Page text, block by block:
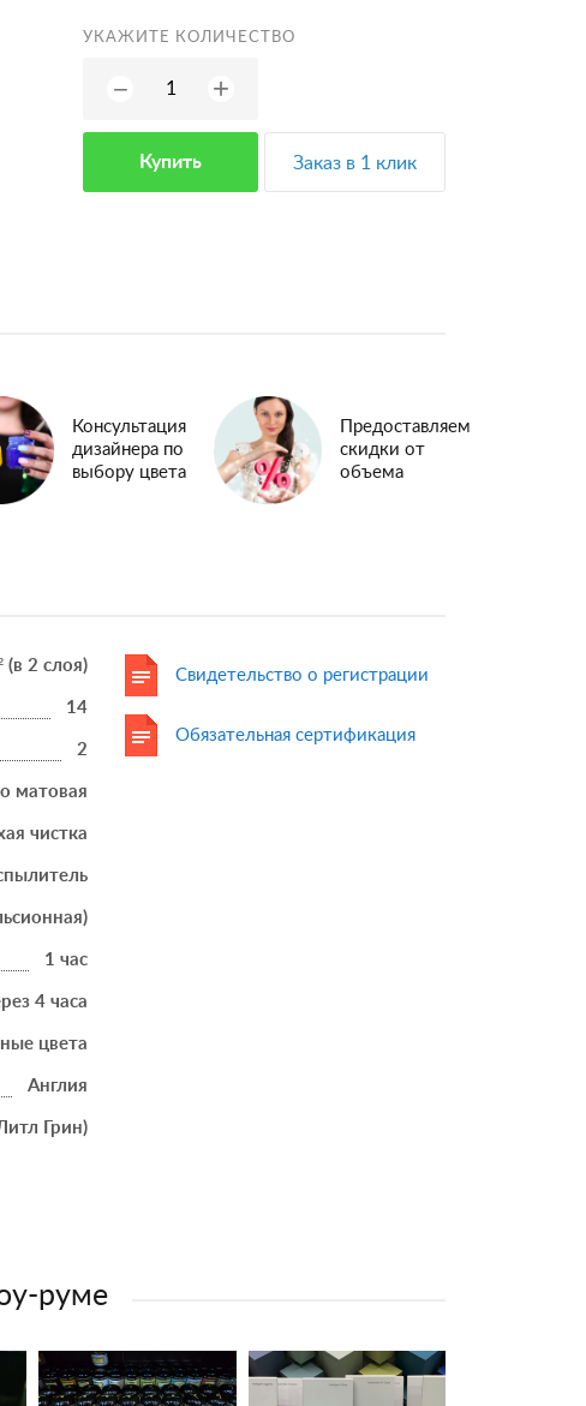
УКАЖИТЕ КОЛИЧЕСТВО
− +
Купить Заказ в 1 клик
Консультация
дизайнера по
выбору цвета
Предоставляем
скидки от
объема
(в 2 слоя)
14
2
матовая
чистка
1 час
4 часа
цвета
Англия
Грин)
Свидетельство о регистрации
Обязательная сертификация
руме